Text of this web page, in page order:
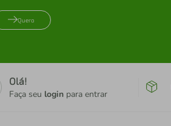
Quero
Olá!
Faça seu login para entrar